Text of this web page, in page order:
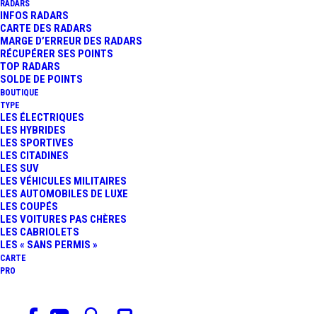
RADARS
INFOS RADARS
CARTE DES RADARS
MARGE D’ERREUR DES RADARS
RÉCUPÉRER SES POINTS
TOP RADARS
SOLDE DE POINTS
BOUTIQUE
TYPE
LES ÉLECTRIQUES
LES HYBRIDES
LES SPORTIVES
LES CITADINES
LES SUV
LES VÉHICULES MILITAIRES
LES AUTOMOBILES DE LUXE
LES COUPÉS
LES VOITURES PAS CHÈRES
LES CABRIOLETS
LES « SANS PERMIS »
CARTE
PRO
1 Minutes
A 48 heures de la première journée presse du